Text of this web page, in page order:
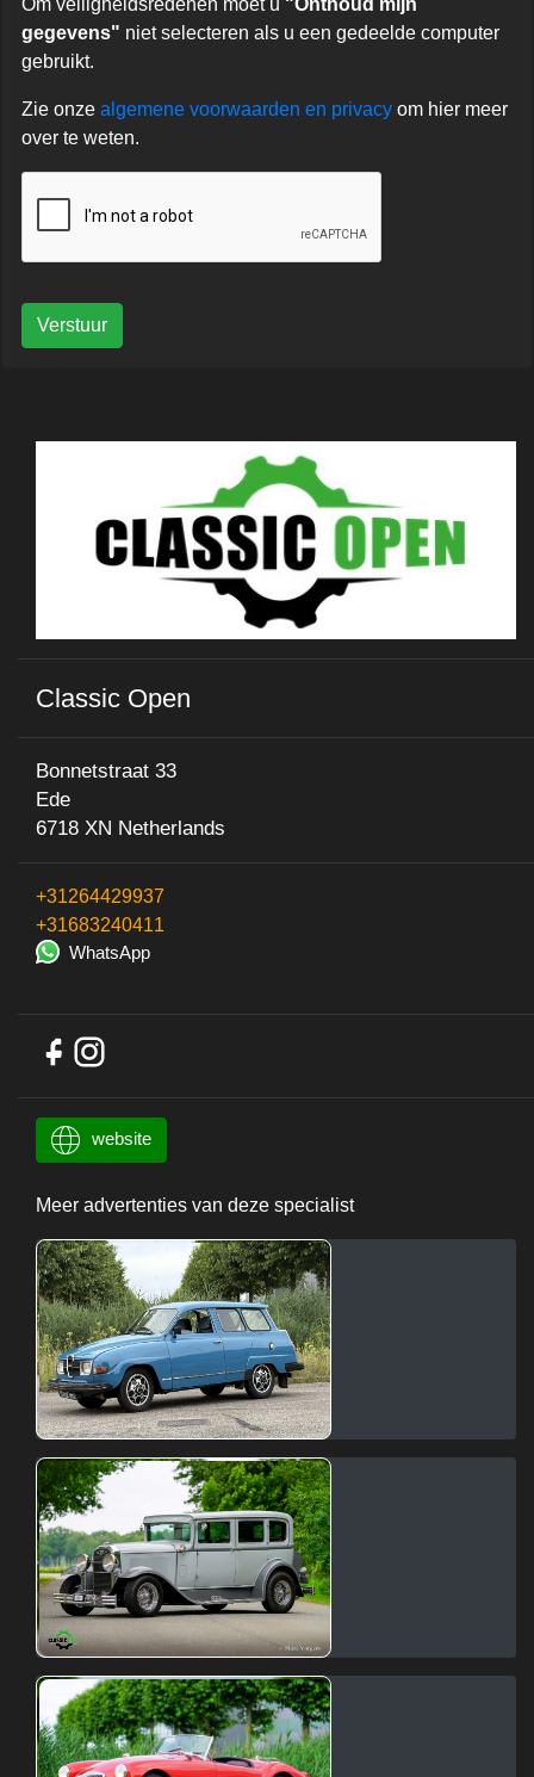
Om veiligheidsredenen moet u "Onthoud mijn
gegevens" niet selecteren als u een gedeelde computer
gebruikt.
Zie onze algemene voorwaarden en privacy om hier meer
over te weten.
Verstuur
Classic Open
Bonnetstraat 33
Ede
6718 XN Netherlands
+31264429937
+31683240411
WhatsApp
website
Meer advertenties van deze specialist